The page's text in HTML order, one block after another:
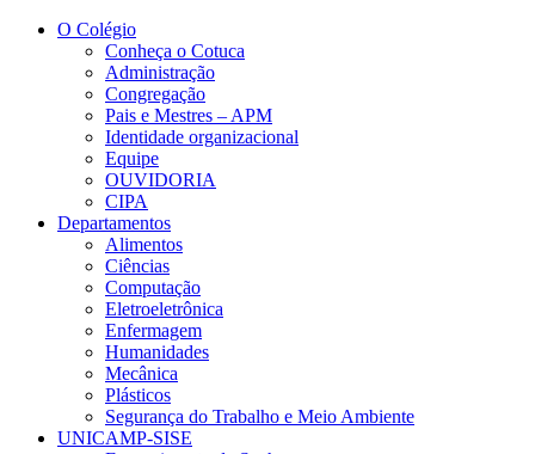
Conteúdo principal
O Colégio
Conheça o Cotuca
Administração
Congregação
Pais e Mestres – APM
Identidade organizacional
Equipe
OUVIDORIA
CIPA
Departamentos
Alimentos
Ciências
Computação
Eletroeletrônica
Enfermagem
Humanidades
Mecânica
Plásticos
Segurança do Trabalho e Meio Ambiente
UNICAMP-SISE